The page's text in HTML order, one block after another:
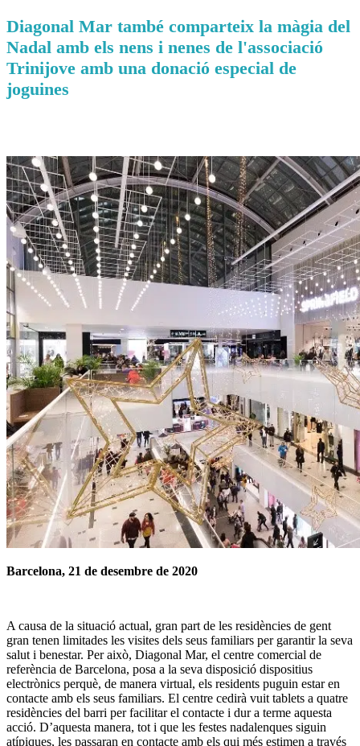
Diagonal Mar també comparteix la màgia del
Nadal amb els nens i nenes de l'associació
Trinijove amb una donació especial de
joguines
Barcelona, 21 de desembre de 2020
A causa de la situació actual, gran part de les residències de gent
gran tenen limitades les visites dels seus familiars per garantir la seva
salut i benestar. Per això, Diagonal Mar, el centre comercial de
referència de Barcelona, ​​posa a la seva disposició dispositius
electrònics perquè, de manera virtual, els residents puguin estar en
contacte amb els seus familiars. El centre cedirà vuit tablets a quatre
residències del barri per facilitar el contacte i dur a terme aquesta
acció. D’aquesta manera, tot i que les festes nadalenques siguin
atípiques, les passaran en contacte amb els qui més estimen a través